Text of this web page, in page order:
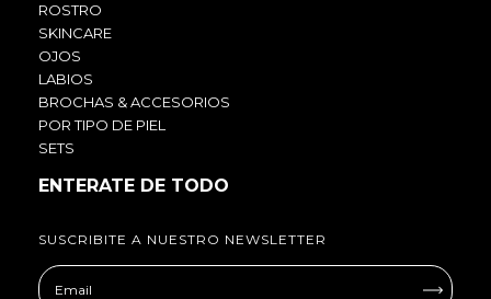
ROSTRO
SKINCARE
OJOS
LABIOS
BROCHAS & ACCESORIOS
POR TIPO DE PIEL
SETS
ENTERATE DE TODO
SUSCRIBITE A NUESTRO NEWSLETTER